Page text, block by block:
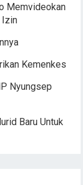
Memvideokan
Izin
Kemenkes
Nyungsep
Baru Untuk